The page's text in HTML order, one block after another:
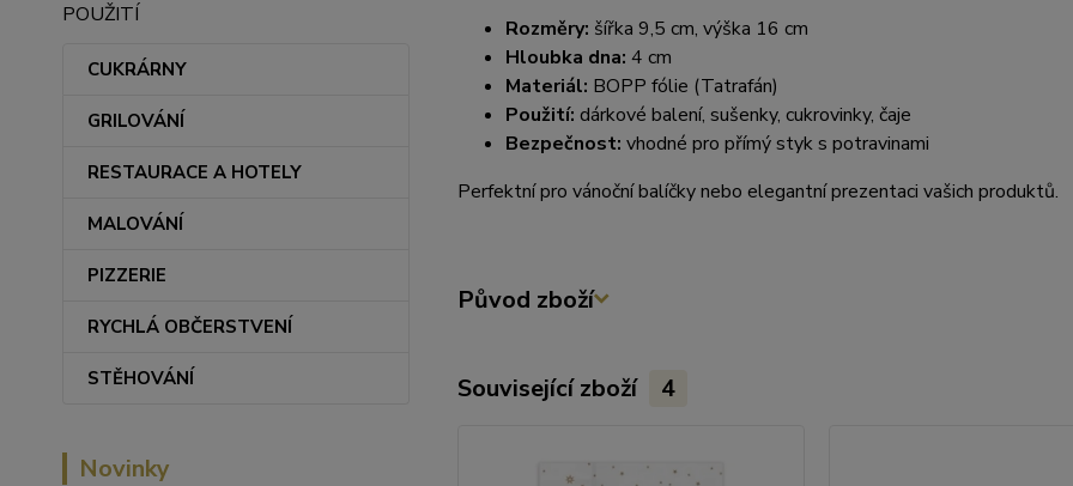
POUŽITÍ
CUKRÁRNY
GRILOVÁNÍ
RESTAURACE A HOTELY
MALOVÁNÍ
PIZZERIE
RYCHLÁ OBČERSTVENÍ
STĚHOVÁNÍ
Novinky
Rozměry: šířka 9,5 cm, výška 16 cm
Hloubka dna: 4 cm
Materiál: BOPP fólie (Tatrafán)
Použití: dárkové balení, sušenky, cukrovinky, čaje
Bezpečnost: vhodné pro přímý styk s potravinami
Perfektní pro vánoční balíčky nebo elegantní prezentaci vašich produktů.
Původ zboží
Související zboží 4